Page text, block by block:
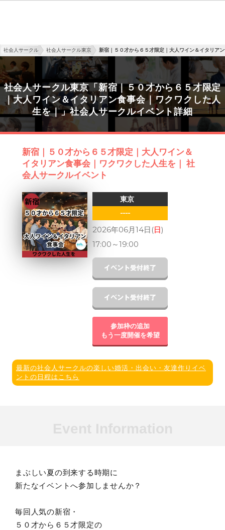
社会人サークル 社会人サークル東京 新宿｜５０才から６５才限定｜大人ワイン＆イタリア
社会人サークル東京「新宿｜５０才から６５才限定
｜大人ワイン＆イタリアン食事会｜ワクワクした人
生を｜」社会人サークルイベント詳細
新宿｜５０才から６５才限定｜大人ワイン＆
イタリアン食事会｜ワクワクした人生を｜ 社
会人サークルイベント
東京
----
2026年06月14日(日)
17:00 ～19:00
参加枠の追加
もう一度開催を希望
最新の社会人サークルの楽しい婚活・出会い・友達作りイベ
ントの日程はこちら
まぶしい夏の到来する時期に
新たなイベントへ参加しませんか？
毎回人気の新宿・
５０才から６５才限定の